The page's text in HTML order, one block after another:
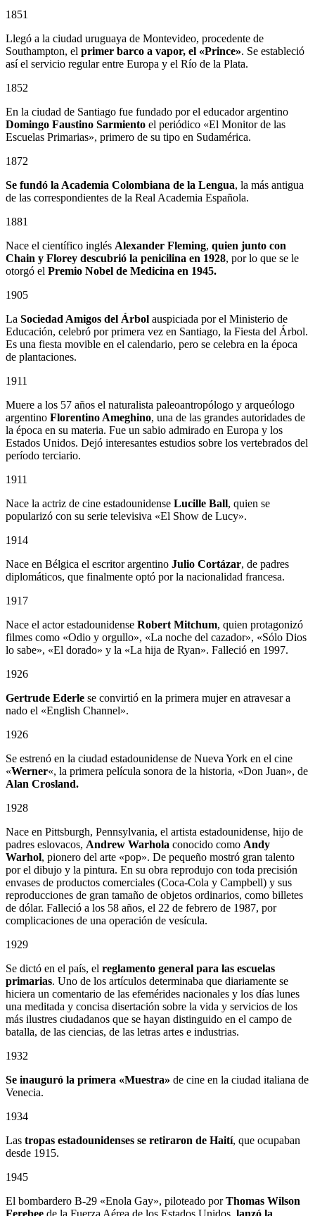
1851
Llegó a la ciudad uruguaya de Montevideo, procedente de
Southampton, el primer barco a vapor, el «Prince». Se estableció
así el servicio regular entre Europa y el Río de la Plata.
1852
En la ciudad de Santiago fue fundado por el educador argentino
Domingo Faustino Sarmiento el periódico «El Monitor de las
Escuelas Primarias», primero de su tipo en Sudamérica.
1872
Se fundó la Academia Colombiana de la Lengua, la más antigua
de las correspondientes de la Real Academia Española.
1881
Nace el científico inglés Alexander Fleming, quien junto con
Chain y Florey descubrió la penicilina en 1928, por lo que se le
otorgó el Premio Nobel de Medicina en 1945.
1905
La Sociedad Amigos del Árbol auspiciada por el Ministerio de
Educación, celebró por primera vez en Santiago, la Fiesta del Árbol.
Es una fiesta movible en el calendario, pero se celebra en la época
de plantaciones.
1911
Muere a los 57 años el naturalista paleoantropólogo y arqueólogo
argentino Florentino Ameghino, una de las grandes autoridades de
la época en su materia. Fue un sabio admirado en Europa y los
Estados Unidos. Dejó interesantes estudios sobre los vertebrados del
período terciario.
1911
Nace la actriz de cine estadounidense Lucille Ball, quien se
popularizó con su serie televisiva «El Show de Lucy».
1914
Nace en Bélgica el escritor argentino Julio Cortázar, de padres
diplomáticos, que finalmente optó por la nacionalidad francesa.
1917
Nace el actor estadounidense Robert Mitchum, quien protagonizó
filmes como «Odio y orgullo», «La noche del cazador», «Sólo Dios
lo sabe», «El dorado» y la «La hija de Ryan». Falleció en 1997.
1926
Gertrude Ederle se convirtió en la primera mujer en atravesar a
nado el «English Channel».
1926
Se estrenó en la ciudad estadounidense de Nueva York en el cine
«Werner«, la primera película sonora de la historia, «Don Juan», de
Alan Crosland.
1928
Nace en Pittsburgh, Pennsylvania, el artista estadounidense, hijo de
padres eslovacos, Andrew Warhola conocido como Andy
Warhol, pionero del arte «pop». De pequeño mostró gran talento
por el dibujo y la pintura. En su obra reprodujo con toda precisión
envases de productos comerciales (Coca-Cola y Campbell) y sus
reproducciones de gran tamaño de objetos ordinarios, como billetes
de dólar. Falleció a los 58 años, el 22 de febrero de 1987, por
complicaciones de una operación de vesícula.
1929
Se dictó en el país, el reglamento general para las escuelas
primarias. Uno de los artículos determinaba que diariamente se
hiciera un comentario de las efemérides nacionales y los días lunes
una meditada y concisa disertación sobre la vida y servicios de los
más ilustres ciudadanos que se hayan distinguido en el campo de
batalla, de las ciencias, de las letras artes e industrias.
1932
Se inauguró la primera «Muestra» de cine en la ciudad italiana de
Venecia.
1934
Las tropas estadounidenses se retiraron de Haití, que ocupaban
desde 1915.
1945
El bombardero B-29 «Enola Gay», piloteado porThomas Wilson
Ferebee de la Fuerza Aérea de los Estados Unidos, lanzó la